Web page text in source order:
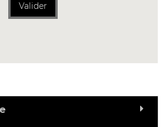
Valider